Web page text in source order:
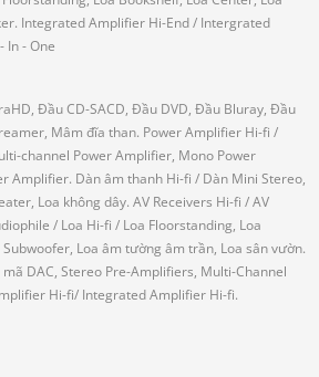
Integrated Amplifier Hi-End/ Intergrated
In - One
Đầu CD-SACD, Đầu DVD, Đầu Bluray, Đầu
Mâm đĩa than. Power Amplifier Hi-fi /
channel Power Amplifier, Mono Power
Amplifier. Dàn âm thanh Hi-fi / Dàn Mini Stereo,
Loa không dây. AV Receivers Hi-fi / AV
/ Loa Hi-fi / Loa Floorstanding, Loa
Loa âm tường âm trần, Loa sân vườn.
DAC, Stereo Pre-Amplifiers, Multi-Channel
Hi-fi/ Integrated Amplifier Hi-fi.